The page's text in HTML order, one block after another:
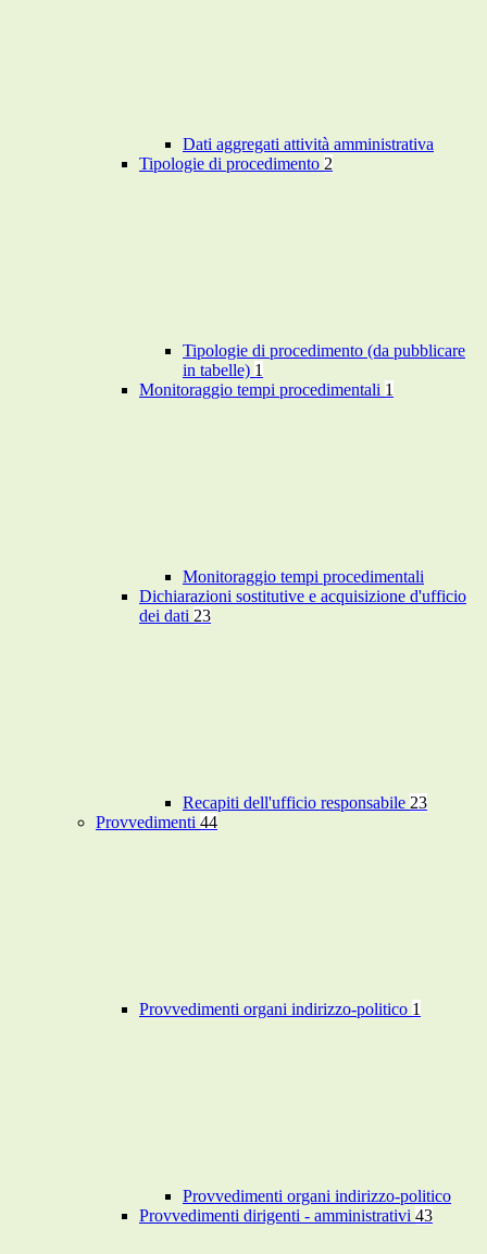
Dati aggregati attività amministrativa
Tipologie di procedimento 2
Tipologie di procedimento (da pubblicare
in tabelle) 1
Monitoraggio tempi procedimentali 1
Monitoraggio tempi procedimentali
Dichiarazioni sostitutive e acquisizione d'ufficio
dei dati 23
Recapiti dell'ufficio responsabile 23
Provvedimenti 44
Provvedimenti organi indirizzo-politico 1
Provvedimenti organi indirizzo-politico
Provvedimenti dirigenti - amministrativi 43